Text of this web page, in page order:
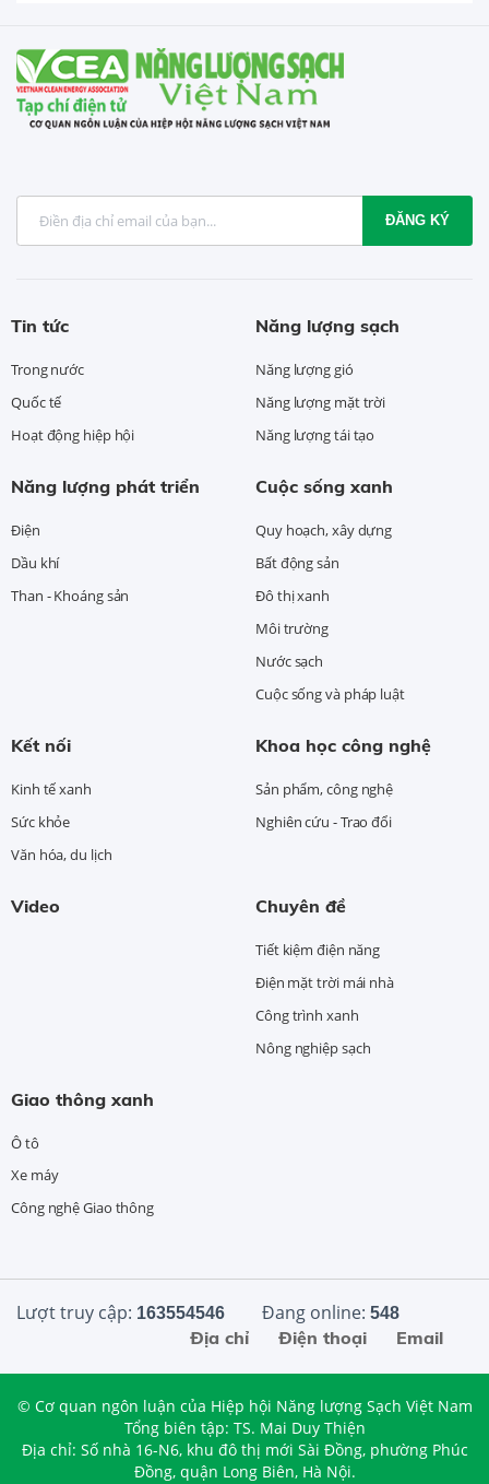
ĐĂNG KÝ
Tin tức
Trong nước
Quốc tế
Hoạt động hiệp hội
Năng lượng sạch
Năng lượng gió
Năng lượng mặt trời
Năng lượng tái tạo
Năng lượng phát triển
Điện
Dầu khí
Than - Khoáng sản
Cuộc sống xanh
Quy hoạch, xây dựng
Bất động sản
Đô thị xanh
Môi trường
Nước sạch
Cuộc sống và pháp luật
Kết nối
Kinh tế xanh
Sức khỏe
Văn hóa, du lịch
Khoa học công nghệ
Sản phẩm, công nghệ
Nghiên cứu - Trao đổi
Video Chuyên đề
Tiết kiệm điện năng
Điện mặt trời mái nhà
Công trình xanh
Nông nghiệp sạch
Giao thông xanh
Ô tô
Xe máy
Công nghệ Giao thông
Lượt truy cập: 163554546 Đang online: 548
Email
Điện thoại
Địa chỉ
© Cơ quan ngôn luận của Hiệp hội Năng lượng Sạch Việt Nam
Tổng biên tập: TS. Mai Duy Thiện
Địa chỉ: Số nhà 16-N6, khu đô thị mới Sài Đồng, phường Phúc
Đồng, quận Long Biên, Hà Nội.